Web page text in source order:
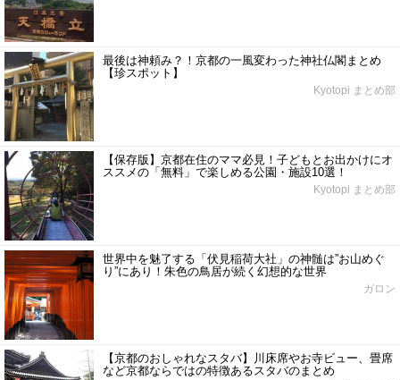
最後は神頼み？！京都の一風変わった神社仏閣まとめ
【珍スポット】
Kyotopi まとめ部
【保存版】京都在住のママ必見！子どもとお出かけにオ
ススメの「無料」で楽しめる公園・施設10選！
Kyotopi まとめ部
世界中を魅了する「伏見稲荷大社」の神髄は”お山めぐ
り”にあり！朱色の鳥居が続く幻想的な世界
ガロン
【京都のおしゃれなスタバ】川床席やお寺ビュー、畳席
など京都ならではの特徴あるスタバのまとめ